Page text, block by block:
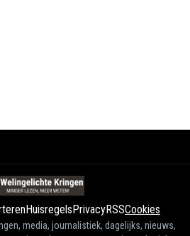
Huisregels PrivacyRSSCookies
media, journalistiek, dagelijks, nieuws,